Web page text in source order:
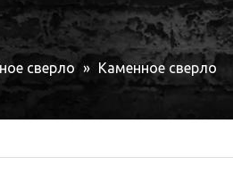
сверло » Каменное сверло